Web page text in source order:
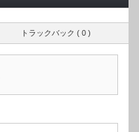
トラックバック ( 0 )